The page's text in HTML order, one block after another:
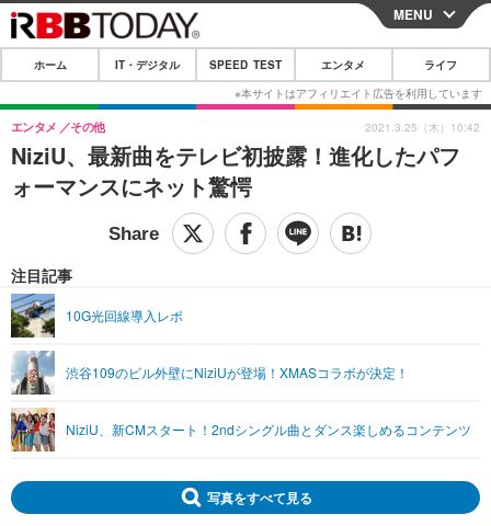
CLOSE
ホーム
IT・デジタル
IT・デジタルTOP スマートフォン
その他
SPEED TEST
映画・ドラマ
グラビア ブログ
ショッピング その他
ライフTOP
リリース一覧
プッシュ通知の停止方法
MENU
ホーム IT・デジタル SPEED TEST エンタメ ライフ
NiziU、最新曲をテレビ初披露！進化したパフ
ォーマンスにネット驚愕
エンタメ その他
注目記事
10G光回線導入レポ
渋谷109のビル外壁にNiziUが登場！XMASコラボが決定！
NiziU、新CMスタート！2ndシングル曲とダンス楽しめるコンテンツ
2021.3.25（木）10:42
写真をすべて見る